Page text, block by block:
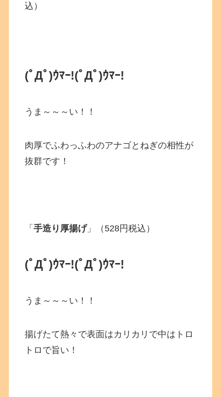
込）
(ﾟДﾟ)ｳﾏｰ!(ﾟДﾟ)ｳﾏｰ!
うま～～～い！！
肉厚でふわっふわのアナゴとねぎの相性が
抜群です！
「手造り厚揚げ」（528円税込）
(ﾟДﾟ)ｳﾏｰ!(ﾟДﾟ)ｳﾏｰ!
うま～～～い！！
揚げたて熱々で表面はカリカリで中はトロ
トロで旨い！